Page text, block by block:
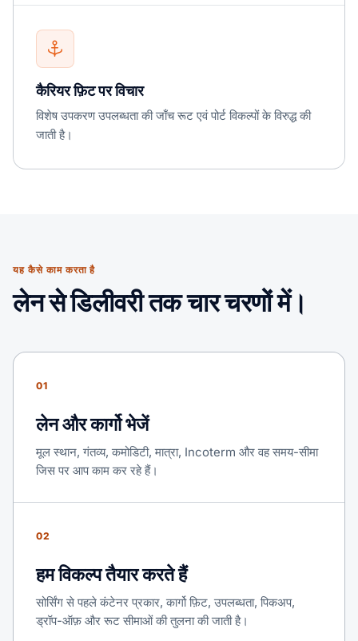
कैरियर फ़िट पर विचार
विशेष उपकरण उपलब्धता की जाँच रूट एवं पोर्ट विकल्पों के विरुद्ध की
जाती है।
यह कैसे काम करता है
लेन से डिलीवरी तक चार चरणों में।
01
लेन और कार्गो भेजें
मूल स्थान, गंतव्य, कमोडिटी, मात्रा, Incoterm और वह समय-सीमा
जिस पर आप काम कर रहे हैं।
02
हम विकल्प तैयार करते हैं
सोर्सिंग से पहले कंटेनर प्रकार, कार्गो फ़िट, उपलब्धता, पिकअप,
ड्रॉप-ऑफ़ और रूट सीमाओं की तुलना की जाती है।